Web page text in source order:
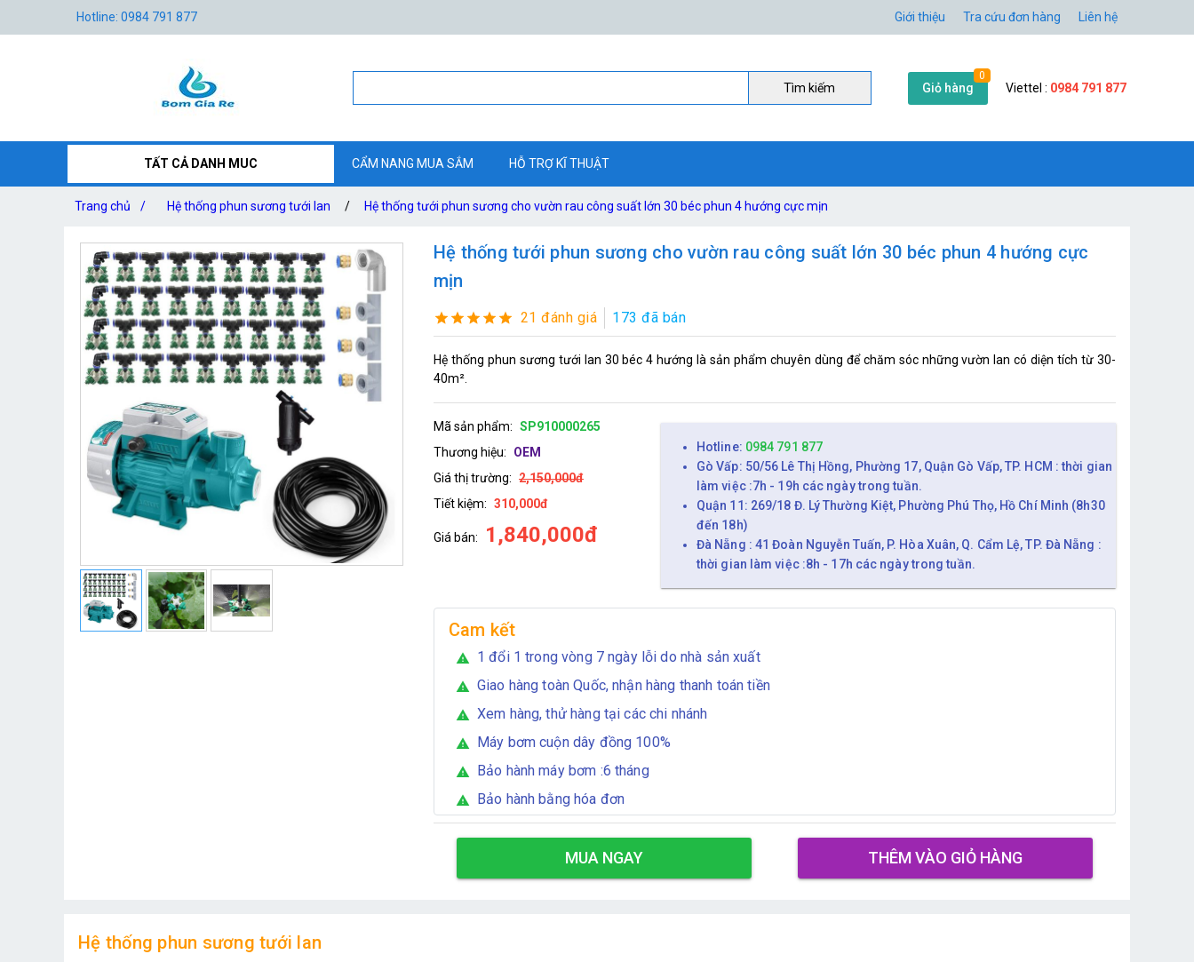
Hotline: 0984 791 877 Giới thiệu Tra cứu đơn hàng Liên hệ
Tìm kiếm Giỏ hàng
0
Viettel : 0984 791 877
TẤT CẢ DANH MUC CẨM NANG MUA SẮM HỖ TRỢ KĨ THUẬT
Trang chủ / Hệ thống phun sương tưới lan / Hệ thống tưới phun sương cho vườn rau công suất lớn 30 béc phun 4 hướng cực mịn
Hệ thống tưới phun sương cho vườn rau công suất lớn 30 béc phun 4 hướng cực
mịn
21 đánh giá 173 đã bán
Hệ thống phun sương tưới lan 30 béc 4 hướng là sản phẩm chuyên dùng để chăm sóc những vườn lan có diện tích từ 30-
40m².
Mã sản phẩm: SP910000265
Thương hiệu:
OEM
Giá thị trường: 2,150,000đ
Tiết kiệm: 310,000đ
Giá bán: 1,840,000đ
Hotline: 0984 791 877
Gò Vấp: 50/56 Lê Thị Hồng, Phường 17, Quận Gò Vấp, TP. HCM : thời gian
làm việc :7h - 19h các ngày trong tuần.
Quận 11: 269/18 Đ. Lý Thường Kiệt, Phường Phú Thọ, Hồ Chí Minh (8h30
đến 18h)
Đà Nẵng : 41 Đoàn Nguyễn Tuấn, P. Hòa Xuân, Q. Cẩm Lệ, TP. Đà Nẵng :
thời gian làm việc :8h - 17h các ngày trong tuần.
Cam kết
warning 1 đổi 1 trong vòng 7 ngày lỗi do nhà sản xuất
warning Giao hàng toàn Quốc, nhận hàng thanh toán tiền
warning Xem hàng, thử hàng tại các chi nhánh
warning Máy bơm cuộn dây đồng 100%
warning Bảo hành máy bơm :6 tháng
warning Bảo hành bằng hóa đơn
MUA NGAY THÊM VÀO GIỎ HÀNG
Hệ thống phun sương tưới lan